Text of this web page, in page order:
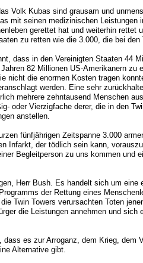
Volk Kubas sind grausam und
mit seinen medizinischen Leistungen
gerettet hat und weiterhin rettet
zu retten wie die 3.000, die bei
dass in den Vereinigten Staaten 44
82 Millionen US-Amerikanern zu
nicht die enormen Kosten tragen
werden. Eine sehr
mehrere zehntausend Menschen
oder Vierzigfache derer, die in den
anstellen.
fünfjährigen Zeitspanne 3.000
Infarkt, der tödlich sein kann,
Begleitperson zu uns kommen und
Herr Bush. Es handelt sich um eine
der Rettung eines
Twin Towers verursachten Toten
die Leistungen annehmen und
dass es zur Arroganz, dem Krieg, dem
Alternative gibt.